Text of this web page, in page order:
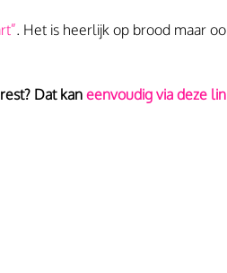
. Het is heerlijk op brood maar
Dat kan eenvoudig via deze